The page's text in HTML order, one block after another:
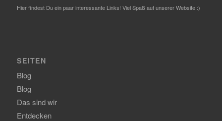
Hier findest Du ein paar interessante Links! Viel Spaß auf unserer Website :)
SEITEN
Blog
Blog
Das sind wir
Entdecken